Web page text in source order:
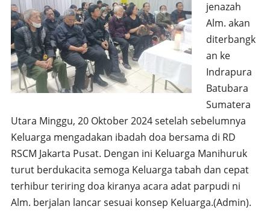
jenazah
Alm. akan
diterbangk
an ke
Indrapura
Batubara
Sumatera
Utara Minggu, 20 Oktober 2024 setelah sebelumnya
Keluarga mengadakan ibadah doa bersama di RD
RSCM Jakarta Pusat. Dengan ini Keluarga Manihuruk
turut berdukacita semoga Keluarga tabah dan cepat
terhibur teriring doa kiranya acara adat parpudi ni
Alm. berjalan lancar sesuai konsep Keluarga.(Admin).